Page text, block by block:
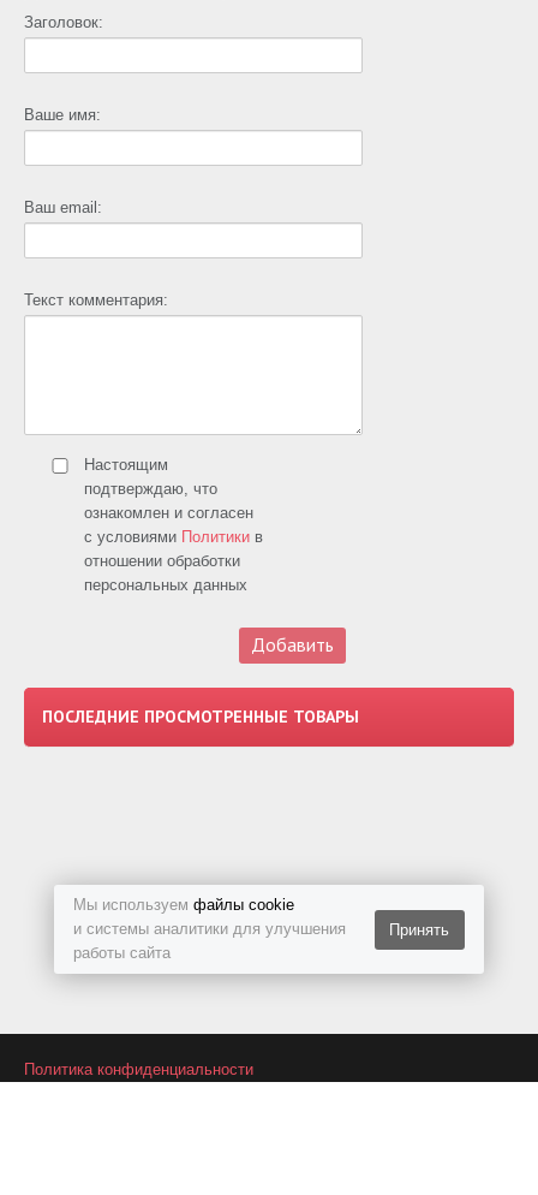
Мы используем файлы cookie
и системы аналитики для улучшения
работы сайта
Принять
Заголовок:
Ваше имя:
Ваш email:
Текст комментария:
Настоящим
подтверждаю, что
ознакомлен и согласен
с условиями Политики в
отношении обработки
персональных данных
ПОСЛЕДНИЕ ПРОСМОТРЕННЫЕ ТОВАРЫ
Политика конфиденциальности